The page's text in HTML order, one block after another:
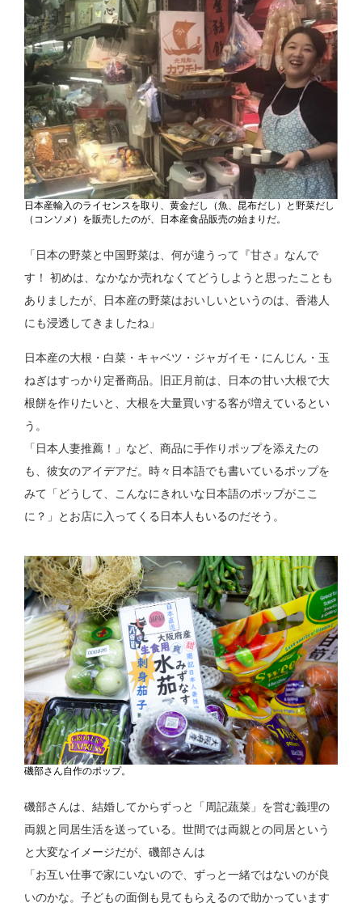
日本産輸入のライセンスを取り、黄金だし（魚、昆布だし）と野菜だし
（コンソメ）を販売したのが、日本産食品販売の始まりだ。
「日本の野菜と中国野菜は、何が違うって『甘さ』なんで
す！ 初めは、なかなか売れなくてどうしようと思ったことも
ありましたが、日本産の野菜はおいしいというのは、香港人
にも浸透してきましたね」
日本産の大根・白菜・キャベツ・ジャガイモ・にんじん・玉
ねぎはすっかり定番商品。旧正月前は、日本の甘い大根で大
根餅を作りたいと、大根を大量買いする客が増えているとい
う。
「日本人妻推薦！」など、商品に手作りポップを添えたの
も、彼女のアイデアだ。時々日本語でも書いているポップを
みて「どうして、こんなにきれいな日本語のポップがここ
に？」とお店に入ってくる日本人もいるのだそう。
磯部さん自作のポップ。
磯部さんは、結婚してからずっと「周記蔬菜」を営む義理の
両親と同居生活を送っている。世間では両親との同居という
と大変なイメージだが、磯部さんは
「お互い仕事で家にいないので、ずっと一緒ではないのが良
いのかな。子どもの面倒も見てもらえるので助かっています